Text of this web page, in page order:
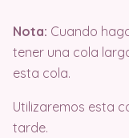
Nota: Cuando
tener una cola
esta cola.
Utilizaremos esta
tarde.